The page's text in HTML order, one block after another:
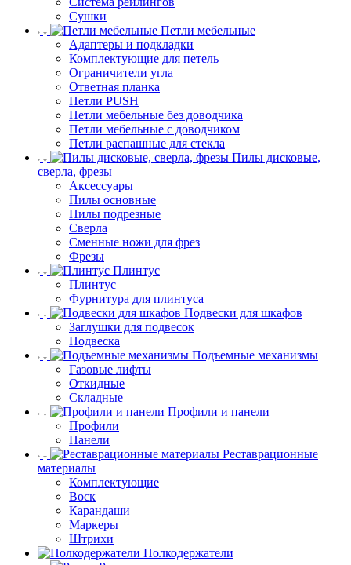
Сушки
Петли мебельные
Адаптеры и подкладки
Комплектующие для петель
Ограничители угла
Ответная планка
Петли PUSH
Петли мебельные без доводчика
Петли мебельные с доводчиком
Петли распашные для стекла
Пилы дисковые,
сверла, фрезы
Аксессуары
Пилы основные
Пилы подрезные
Сверла
Сменные ножи для фрез
Фрезы
Плинтус
Плинтус
Фурнитура для плинтуса
Подвески для шкафов
Заглушки для подвесок
Подвеска
Подъемные механизмы
Газовые лифты
Откидные
Складные
Профили и панели
Профили
Панели
Реставрационные
материалы
Комплектующие
Воск
Карандаши
Маркеры
Штрихи
Полкодержатели